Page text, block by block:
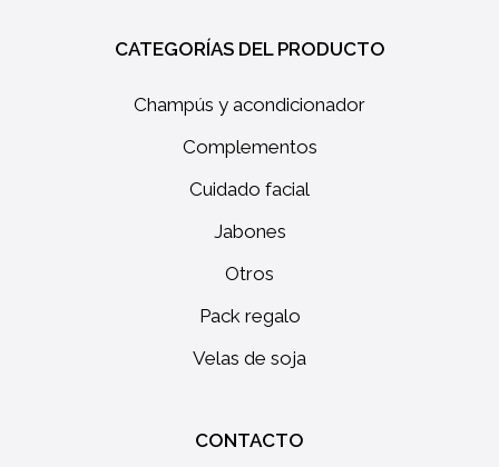
No hay productos en el
carrito.
CATEGORÍAS DEL PRODUCTO
Champús y acondicionador
Complementos
Cuidado facial
Jabones
Otros
Pack regalo
Velas de soja
CONTACTO